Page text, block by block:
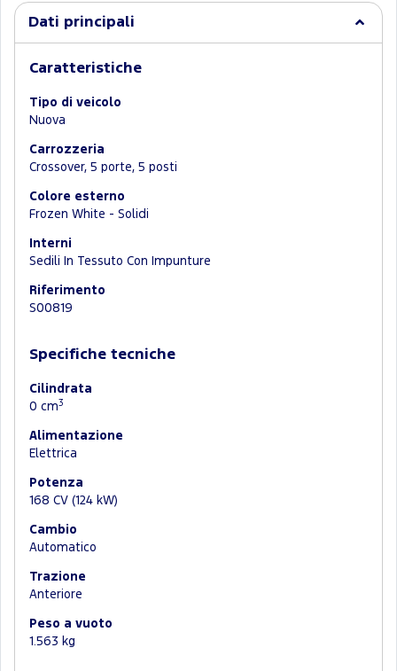
Dati principali
Caratteristiche
Tipo di veicolo
Nuova
Carrozzeria
Crossover, 5 porte, 5 posti
Colore esterno
Frozen White - Solidi
Interni
Sedili In Tessuto Con Impunture
Riferimento
S00819
Specifiche tecniche
Cilindrata
0 cm3
Alimentazione
Elettrica
Potenza
168 CV (124 kW)
Cambio
Automatico
Trazione
Anteriore
Peso a vuoto
1.563 kg